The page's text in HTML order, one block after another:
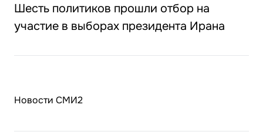
Шесть политиков прошли отбор на
участие в выборах президента Ирана
Новости СМИ2